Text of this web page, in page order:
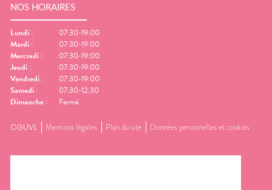
NOS HORAIRES
Lundi :
07:30-19:00
Mardi :
07:30-19:00
Mercredi :
07:30-19:00
Jeudi :
07:30-19:00
Vendredi :
07:30-19:00
Samedi :
07:30-12:30
Dimanche : Fermé
CGUVL Mentions légales Plan du site Données personnelles et cookies